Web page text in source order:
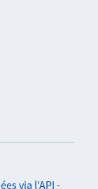
via l'API -